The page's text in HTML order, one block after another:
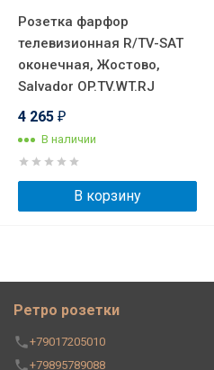
Розетка фарфор
телевизионная R/TV-SAT
оконечная, Жостово,
Salvador OP.TV.WT.RJ
4 265 ₽
В наличии
В корзину
Ретро розетки
+79017205010
+79895789088